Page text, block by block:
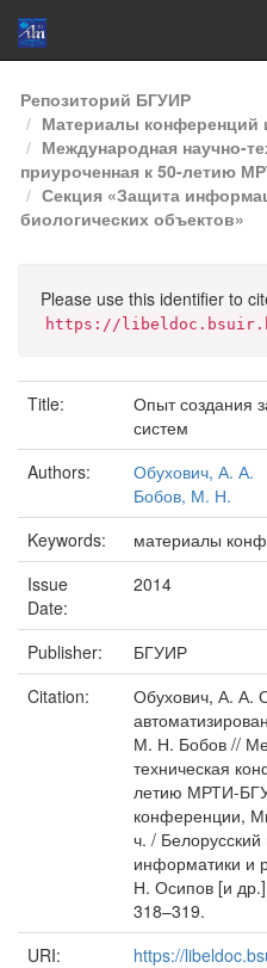
Skip
navigation
Репозиторий БГУИР
Материалы конференций
Международная научно-
приуроченная к 50-летию
Секция «Защита
биологических объектов»
Please use this identifier to
https://
Title:
Опыт создания
систем
Authors:
Обухович, А. А.
Бобов, М. Н.
Keywords:
материалы
Issue
Date:
2014
Publisher:
БГУИР
Citation:
Обухович, А. А.
М. Н. Бобов //
техническая
летию МРТИ-
конференции,
ч. / Белорусский
информатики и
Н. Осипов [и
318–319.
URI:
https://